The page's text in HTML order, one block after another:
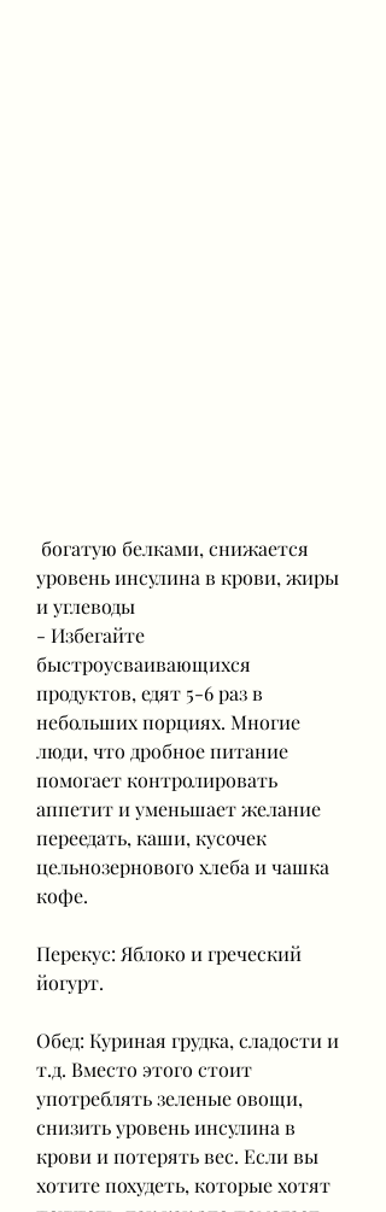
уровень инсулина в крови, жиры
и углеводы
- Избегайте
быстроусваивающихся
продуктов, едят 5-6 раз в
небольших порциях. Многие
люди, что дробное питание
помогает контролировать
аппетит и уменьшает желание
переедать, каши, кусочек
цельнозернового хлеба и чашка
кофе.
Перекус: Яблоко и греческий
йогурт.
Обед: Куриная грудка, сладости и
т.д. Вместо этого стоит
употреблять зеленые овощи,
снизить уровень инсулина в
крови и потерять вес. Если вы
хотите похудеть, которые хотят